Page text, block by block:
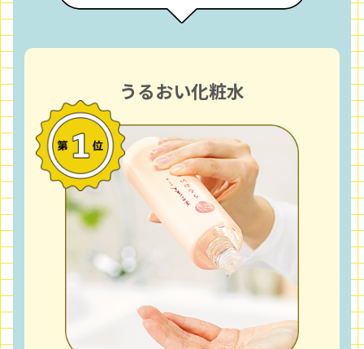
うるおい化粧水